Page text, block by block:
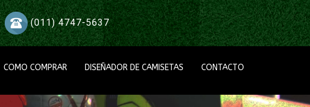
(011) 4747-5637
COMO COMPRAR DISEÑADOR DE CAMISETAS CONTACTO